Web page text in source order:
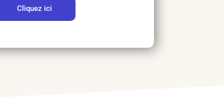
Cliquez ici